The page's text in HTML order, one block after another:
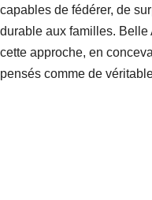
capables de fédérer, de
durable aux familles. Belle
cette approche, en
pensés comme de